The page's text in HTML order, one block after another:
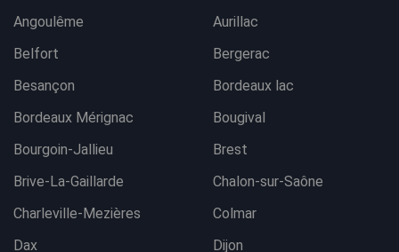
Angoulême
Aurillac
Belfort
Bergerac
Besançon
Bordeaux lac
Bordeaux Mérignac
Bougival
Bourgoin-Jallieu
Brest
Brive-La-Gaillarde
Chalon-sur-Saône
Charleville-Mezières
Colmar
Dax
Dijon